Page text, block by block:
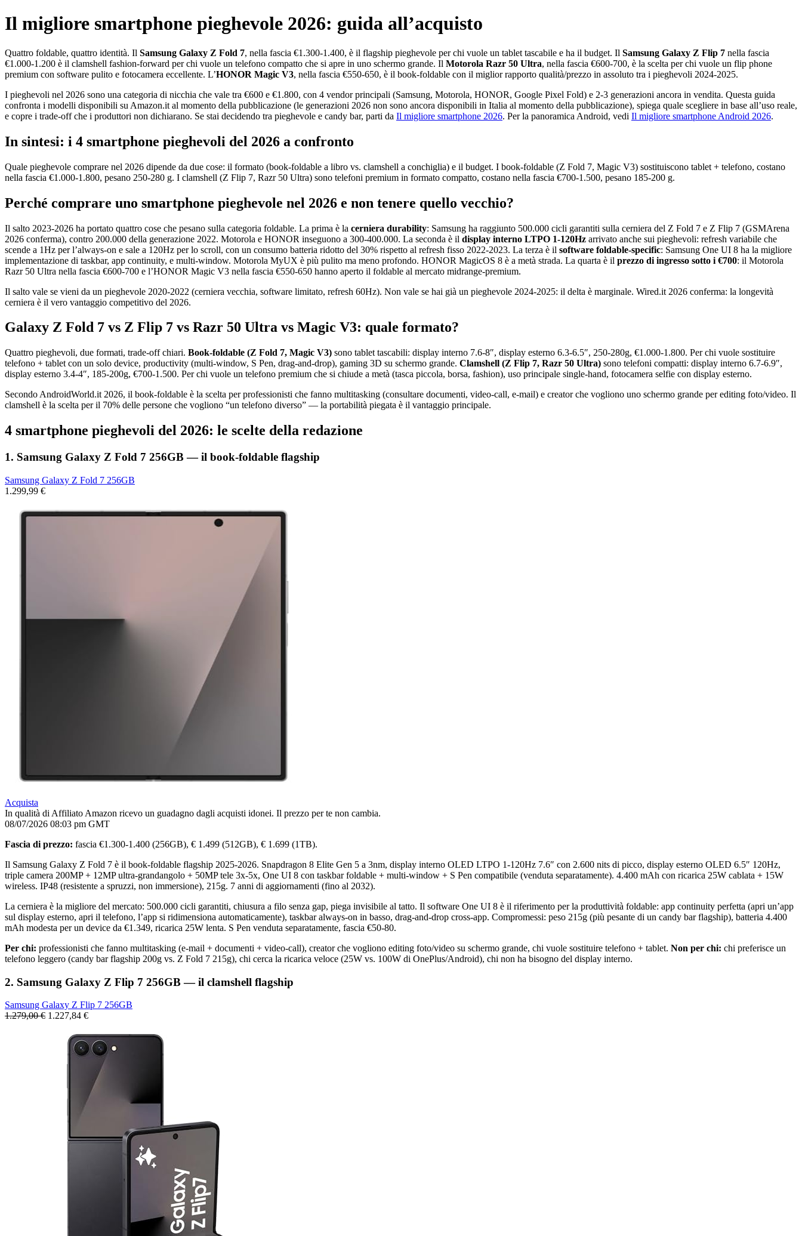
Il migliore smartphone pieghevole 2026: guida all’acquisto
Quattro foldable, quattro identità. Il Samsung Galaxy Z Fold 7, nella fascia €1.300-1.400, è il flagship pieghevole per chi vuole un tablet tascabile e ha il budget. Il Samsung Galaxy Z Flip 7 nella fascia
€1.000-1.200 è il clamshell fashion-forward per chi vuole un telefono compatto che si apre in uno schermo grande. Il Motorola Razr 50 Ultra, nella fascia €600-700, è la scelta per chi vuole un flip phone
premium con software pulito e fotocamera eccellente. L’HONOR Magic V3, nella fascia €550-650, è il book-foldable con il miglior rapporto qualità/prezzo in assoluto tra i pieghevoli 2024-2025.
I pieghevoli nel 2026 sono una categoria di nicchia che vale tra €600 e €1.800, con 4 vendor principali (Samsung, Motorola, HONOR, Google Pixel Fold) e 2-3 generazioni ancora in vendita. Questa guida
confronta i modelli disponibili su Amazon.it al momento della pubblicazione (le generazioni 2026 non sono ancora disponibili in Italia al momento della pubblicazione), spiega quale scegliere in base all’uso reale,
e copre i trade-off che i produttori non dichiarano. Se stai decidendo tra pieghevole e candy bar, parti da Il migliore smartphone 2026. Per la panoramica Android, vedi Il migliore smartphone Android 2026.
In sintesi: i 4 smartphone pieghevoli del 2026 a confronto
Quale pieghevole comprare nel 2026 dipende da due cose: il formato (book-foldable a libro vs. clamshell a conchiglia) e il budget. I book-foldable (Z Fold 7, Magic V3) sostituiscono tablet + telefono, costano
nella fascia €1.000-1.800, pesano 250-280 g. I clamshell (Z Flip 7, Razr 50 Ultra) sono telefoni premium in formato compatto, costano nella fascia €700-1.500, pesano 185-200 g.
Perché comprare uno smartphone pieghevole nel 2026 e non tenere quello vecchio?
Il salto 2023-2026 ha portato quattro cose che pesano sulla categoria foldable. La prima è la cerniera durability: Samsung ha raggiunto 500.000 cicli garantiti sulla cerniera del Z Fold 7 e Z Flip 7 (GSMArena
2026 conferma), contro 200.000 della generazione 2022. Motorola e HONOR inseguono a 300-400.000. La seconda è il display interno LTPO 1-120Hz arrivato anche sui pieghevoli: refresh variabile che
scende a 1Hz per l’always-on e sale a 120Hz per lo scroll, con un consumo batteria ridotto del 30% rispetto al refresh fisso 2022-2023. La terza è il software foldable-specific: Samsung One UI 8 ha la migliore
implementazione di taskbar, app continuity, e multi-window. Motorola MyUX è più pulito ma meno profondo. HONOR MagicOS 8 è a metà strada. La quarta è il prezzo di ingresso sotto i €700: il Motorola
Razr 50 Ultra nella fascia €600-700 e l’HONOR Magic V3 nella fascia €550-650 hanno aperto il foldable al mercato midrange-premium.
Il salto vale se vieni da un pieghevole 2020-2022 (cerniera vecchia, software limitato, refresh 60Hz). Non vale se hai già un pieghevole 2024-2025: il delta è marginale. Wired.it 2026 conferma: la longevità
cerniera è il vero vantaggio competitivo del 2026.
Galaxy Z Fold 7 vs Z Flip 7 vs Razr 50 Ultra vs Magic V3: quale formato?
Quattro pieghevoli, due formati, trade-off chiari. Book-foldable (Z Fold 7, Magic V3) sono tablet tascabili: display interno 7.6-8″, display esterno 6.3-6.5″, 250-280g, €1.000-1.800. Per chi vuole sostituire
telefono + tablet con un solo device, productivity (multi-window, S Pen, drag-and-drop), gaming 3D su schermo grande. Clamshell (Z Flip 7, Razr 50 Ultra) sono telefoni compatti: display interno 6.7-6.9″,
display esterno 3.4-4″, 185-200g, €700-1.500. Per chi vuole un telefono premium che si chiude a metà (tasca piccola, borsa, fashion), uso principale single-hand, fotocamera selfie con display esterno.
Secondo AndroidWorld.it 2026, il book-foldable è la scelta per professionisti che fanno multitasking (consultare documenti, video-call, e-mail) e creator che vogliono uno schermo grande per editing foto/video. Il
clamshell è la scelta per il 70% delle persone che vogliono “un telefono diverso” — la portabilità piegata è il vantaggio principale.
4 smartphone pieghevoli del 2026: le scelte della redazione
1. Samsung Galaxy Z Fold 7 256GB — il book-foldable flagship
Samsung Galaxy Z Fold 7 256GB
1.299,99 €
Acquista
In qualità di Affiliato Amazon ricevo un guadagno dagli acquisti idonei. Il prezzo per te non cambia.
08/07/2026 08:03 pm GMT
Fascia di prezzo: fascia €1.300-1.400 (256GB), € 1.499 (512GB), € 1.699 (1TB).
Il Samsung Galaxy Z Fold 7 è il book-foldable flagship 2025-2026. Snapdragon 8 Elite Gen 5 a 3nm, display interno OLED LTPO 1-120Hz 7.6″ con 2.600 nits di picco, display esterno OLED 6.5″ 120Hz,
triple camera 200MP + 12MP ultra-grandangolo + 50MP tele 3x-5x, One UI 8 con taskbar foldable + multi-window + S Pen compatibile (venduta separatamente). 4.400 mAh con ricarica 25W cablata + 15W
wireless. IP48 (resistente a spruzzi, non immersione), 215g. 7 anni di aggiornamenti (fino al 2032).
La cerniera è la migliore del mercato: 500.000 cicli garantiti, chiusura a filo senza gap, piega invisibile al tatto. Il software One UI 8 è il riferimento per la produttività foldable: app continuity perfetta (apri un’app
sul display esterno, apri il telefono, l’app si ridimensiona automaticamente), taskbar always-on in basso, drag-and-drop cross-app. Compromessi: peso 215g (più pesante di un candy bar flagship), batteria 4.400
mAh modesta per un device da €1.349, ricarica 25W lenta. S Pen venduta separatamente, fascia €50-80.
Per chi: professionisti che fanno multitasking (e-mail + documenti + video-call), creator che vogliono editing foto/video su schermo grande, chi vuole sostituire telefono + tablet. Non per chi: chi preferisce un
telefono leggero (candy bar flagship 200g vs. Z Fold 7 215g), chi cerca la ricarica veloce (25W vs. 100W di OnePlus/Android), chi non ha bisogno del display interno.
2. Samsung Galaxy Z Flip 7 256GB — il clamshell flagship
Samsung Galaxy Z Flip 7 256GB
1.279,00 € 1.227,84 €